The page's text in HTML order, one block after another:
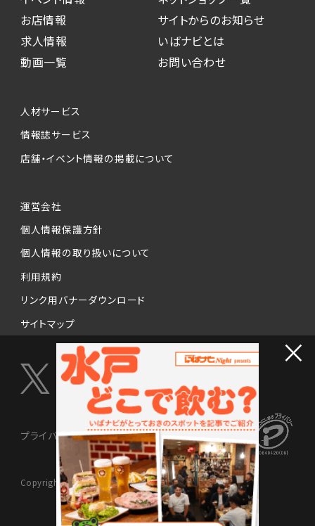
お店情報
求人情報
動画一覧
サイトからのお知らせ
いばナビとは
お問い合わせ
人材サービス
情報誌サービス
店舗・イベント情報の掲載について
運営会社
個人情報保護方針
個人情報の取り扱いについて
利用規約
リンク用バナーダウンロード
サイトマップ
プライバシーマーク制度
Copyright © 2024 NISSENMEDIX Ltd. All Rights Reserved.
×